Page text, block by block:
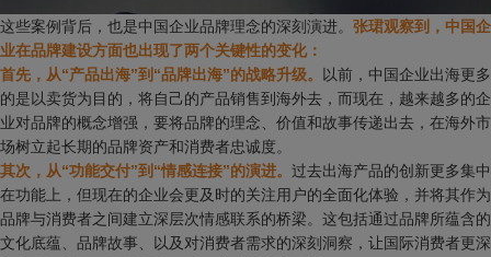
这些案例背后，也是中国企业品牌理念的深刻演进。 张珺观察到，中国企
业在品牌建设方面也出现了两个关键性的变化：
首先，从“产品出海”到“品牌出海”的战略升级。
以前，中国企业出海更多
的是以卖货为目的，将自己的产品销售到海外去，而现在，越来越多的企
业对品牌的概念增强，要将品牌的理念、价值和故事传递出去，在海外市
场树立起长期的品牌资产和消费者忠诚度。
其次，从“功能交付”到“情感连接”的演进。 过去出海产品的创新更多集中
在功能上，但现在的企业会更及时的关注用户的全面化体验，并将其作为
品牌与消费者之间建立深层次情感联系的桥梁。这包括通过品牌所蕴含的
文化底蕴、品牌故事、以及对消费者需求的深刻洞察，让国际消费者更深